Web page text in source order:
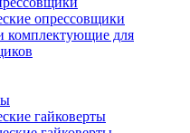
опрессовщики
комплектующие для
гайковерты